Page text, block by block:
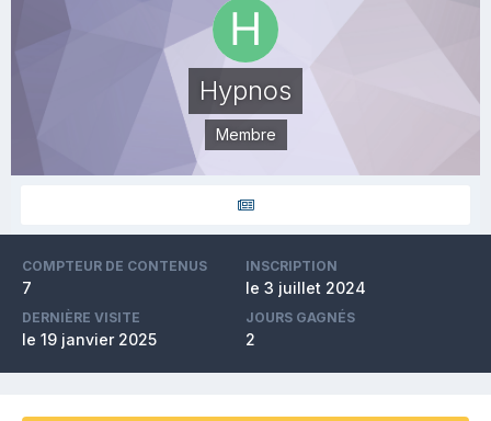
Hypnos
Membre
COMPTEUR DE CONTENUS
7
INSCRIPTION
le 3 juillet 2024
DERNIÈRE VISITE
le 19 janvier 2025
JOURS GAGNÉS
2